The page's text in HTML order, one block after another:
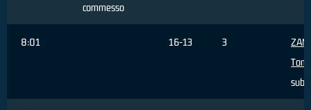
commesso
8:01 16-13 3